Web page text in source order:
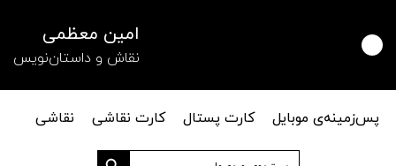
امین معظمی
نقاش و داستان‌نویس
پس‌زمینه‌ی موبایل کارت پستال کارت نقاشی
نقاشی
جستجو
دکمه جستجو